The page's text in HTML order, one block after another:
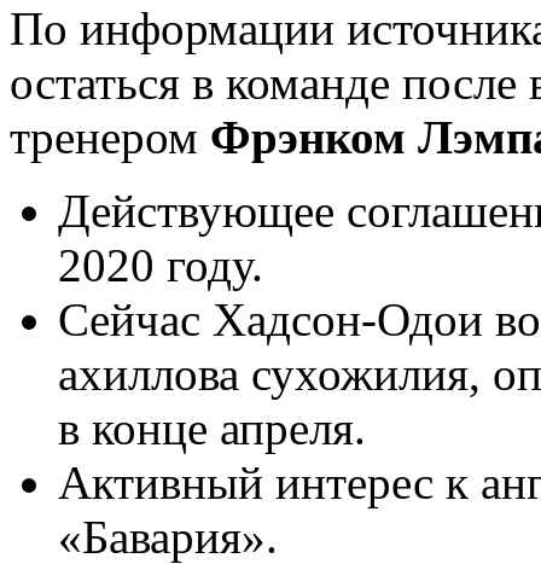
По информации
остаться в команде
тренером Фрэнком
Действующее
2020 году.
Сейчас Хадсон-Одои
ахиллова сухожилия,
в конце апреля.
Активный интерес к
«Бавария».